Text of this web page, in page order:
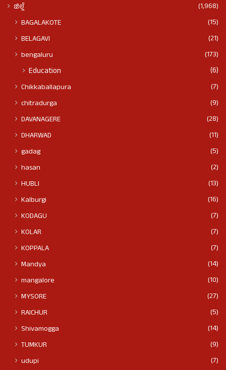
ಜಿಲ್ಲೆ
(1,968)
BAGALAKOTE
(15)
BELAGAVI
(21)
bengaluru
(173)
Education (6)
Chikkaballapura
(7)
chitradurga
(9)
DAVANAGERE
(28)
DHARWAD
(11)
gadag
(5)
hasan
(2)
HUBLI
(13)
Kalburgi
(16)
KODAGU
(7)
KOLAR
(7)
KOPPALA
(7)
Mandya
(14)
mangalore
(10)
MYSORE
(27)
RAICHUR
(5)
Shivamogga
(14)
TUMKUR
(9)
udupi
(7)